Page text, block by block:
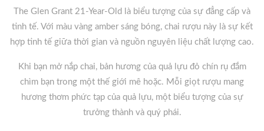
The Glen Grant 21-Year-Old là biểu tượng của sự đẳng cấp và
tinh tế. Với màu vàng amber sáng bóng, chai rượu này là sự kết
hợp tinh tế giữa thời gian và nguồn nguyên liệu chất lượng cao.
Khi bạn mở nắp chai, bản hương của quả lựu đỏ chín rụ đắm
chìm bạn trong một thế giới mê hoặc. Mỗi giọt rượu mang
hương thơm phức tạp của quả lựu, một biểu tượng của sự
trưởng thành và quý phái.